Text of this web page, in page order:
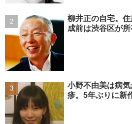
柳井正の自宅。
成前は渋谷区が所
小野不由美は病
疹。5年ぶりに新